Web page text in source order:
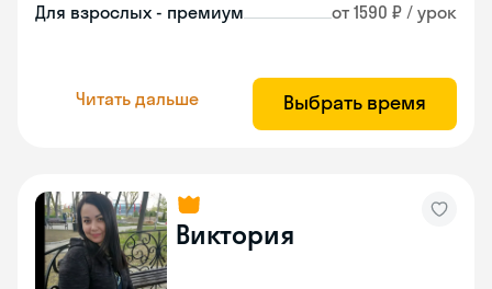
Для взрослых - премиум от 1590 ₽ / урок
Читать дальше Выбрать время
Виктория